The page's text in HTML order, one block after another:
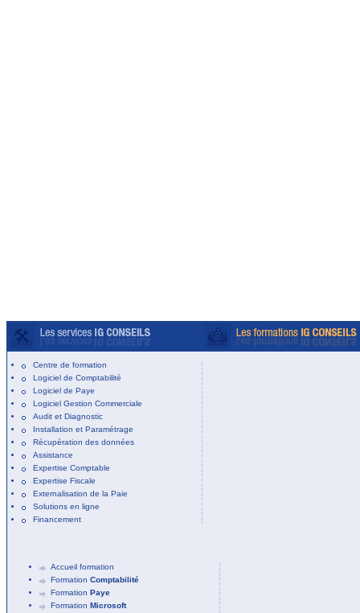
Centre de formation
Logiciel de Comptabilité
Logiciel de Paye
Logiciel Gestion Commerciale
Audit et Diagnostic
Installation et Paramétrage
Récupération des données
Assistance
Expertise Comptable
Expertise Fiscale
Externalisation de la Paie
Solutions en ligne
Financement
Accueil formation
Formation Comptabilité
Formation Paye
Formation Microsoft